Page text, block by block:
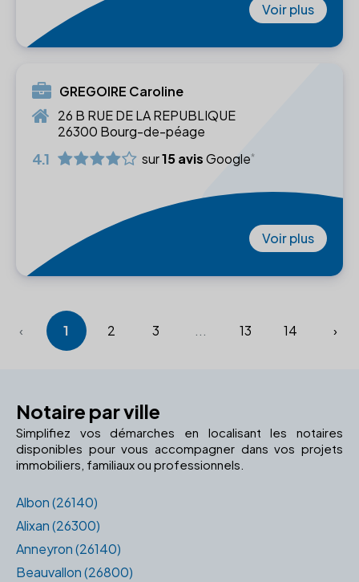
Voir plus
GREGOIRE Caroline
26 B RUE DE LA REPUBLIQUE
26300 Bourg-de-péage
4.1 sur15 avisGoogle
Voir plus
‹ 1 2 3 ... 13 14 ›
Notaire par ville
Simplifiez vos démarches en localisant les notaires
disponibles pour vous accompagner dans vos projets
immobiliers, familiaux ou professionnels.
Albon (26140)
Alixan (26300)
Anneyron (26140)
Beauvallon (26800)